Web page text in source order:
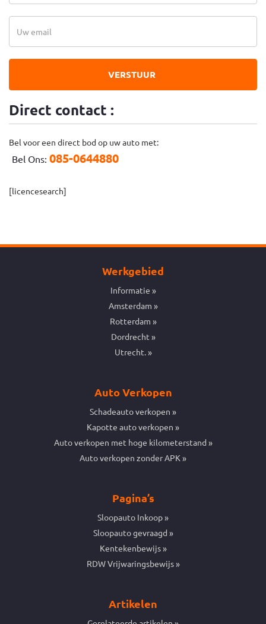
VERSTUUR
Direct contact :
Bel voor een direct bod op uw auto met:
Bel Ons: 085-0644880
[licencesearch]
Werkgebied
Informatie
Amsterdam
Rotterdam
Dordrecht
Utrecht.
Auto Verkopen
Schadeauto verkopen
Kapotte auto verkopen
Auto verkopen met hoge kilometerstand
Auto verkopen zonder APK
Pagina’s
Sloopauto Inkoop
Sloopauto gevraagd
Kentekenbewijs
RDW Vrijwaringsbewijs
Artikelen